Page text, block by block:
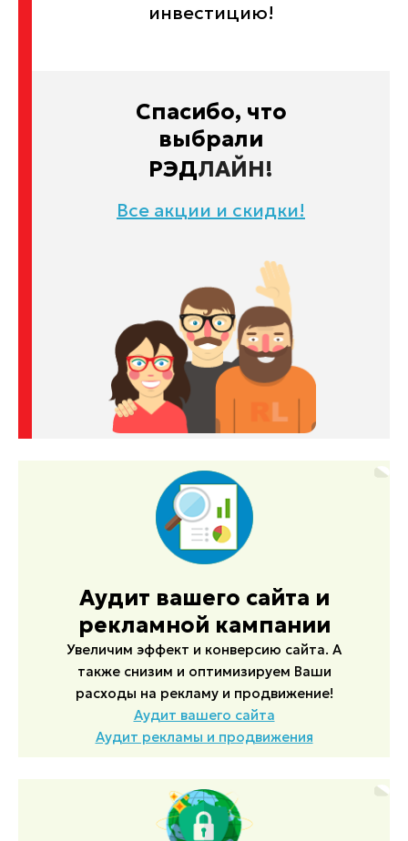
инвестицию!
Спасибо, что
выбрали
РЭДЛАЙН!
Все акции и скидки!
Аудит вашего сайта и
рекламной кампании
Увеличим эффект и конверсию сайта. А
также снизим и оптимизируем Ваши
расходы на рекламу и продвижение!
Аудит вашего сайта
Аудит рекламы и продвижения